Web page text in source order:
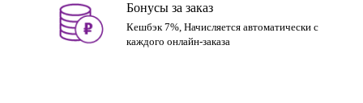
Бонусы за заказ
Кешбэк 7%, Начисляется автоматически с
каждого онлайн-заказа